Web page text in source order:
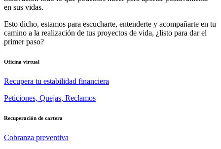
en sus vidas.
Esto dicho, estamos para escucharte, entenderte y acompañarte en tu
camino a la realización de tus proyectos de vida, ¿listo para dar el
primer paso?
Oficina virtual
Recupera tu estabilidad financiera
Peticiones, Quejas, Reclamos
Recuperación de cartera
Cobranza preventiva